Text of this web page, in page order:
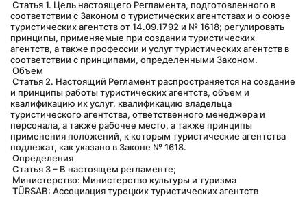
соответствии с Законом о туристических агентствах и о союзе
туристических агентств от 14.09.1792 и № 1618; регулировать
принципы, применяемые при создании туристических
агентств, а также профессии и услуг туристических агентств в
соответствии с принципами, определенными Законом.
Объем
и принципы работы туристических агентств, объем и
квалификацию их услуг, квалификацию владельца
туристического агентства, ответственного менеджера и
персонала, а также рабочее место, а также принципы
применения положений, к которым туристические агентства
подлежат, как указано в Законе № 1618.
Определения
Статья 3 – В настоящем регламенте;
Министерство: Министерство культуры и туризма
TÜRSAB: Ассоциация турецких туристических агентств